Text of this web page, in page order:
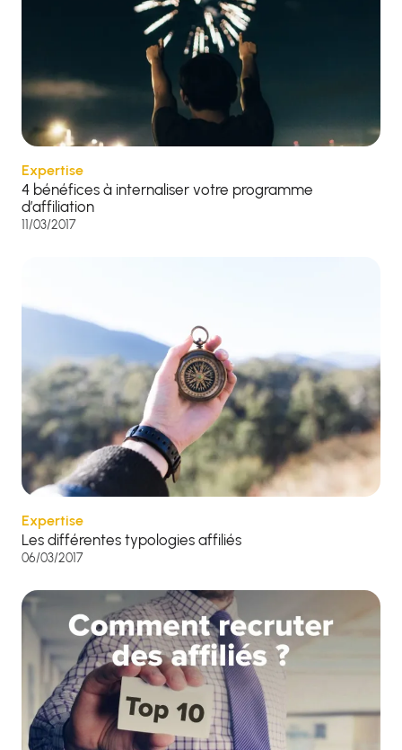
Expertise
4 bénéfices à internaliser votre programme
d’affiliation
11/03/2017
Expertise
Les différentes typologies affiliés
06/03/2017